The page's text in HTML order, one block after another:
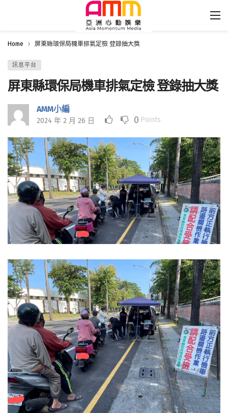
Home 屏東縣環保局機車排氣定檢 登錄抽大獎
訊息平台
屏東縣環保局機車排氣定檢 登錄抽大獎
AMM小編
2024 年 2 月 26 日 0 Points